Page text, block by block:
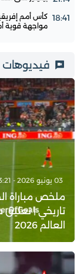
18:41
مواجهة قوية
فيديوهات
03 يونيو 2026 - 23:21
ملخص مباراة
تاريخي |
العالم 2026